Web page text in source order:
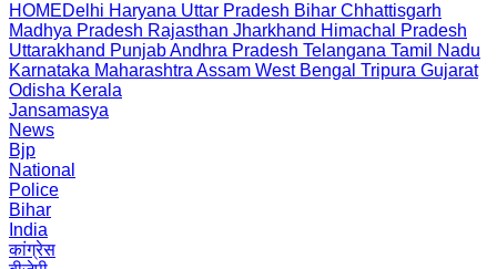
HOMEDelhi Haryana Uttar Pradesh Bihar Chhattisgarh
Madhya Pradesh Rajasthan Jharkhand Himachal Pradesh
Uttarakhand PunjabAndhra Pradesh Telangana Tamil Nadu
Karnataka Maharashtra Assam West Bengal Tripura Gujarat
Odisha Kerala
Jansamasya
News
Bjp
National
Police
Bihar
India
कांग्रेस